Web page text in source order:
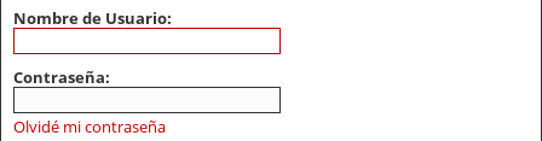
Nombre de Usuario:
Contraseña:
Olvidé mi contraseña